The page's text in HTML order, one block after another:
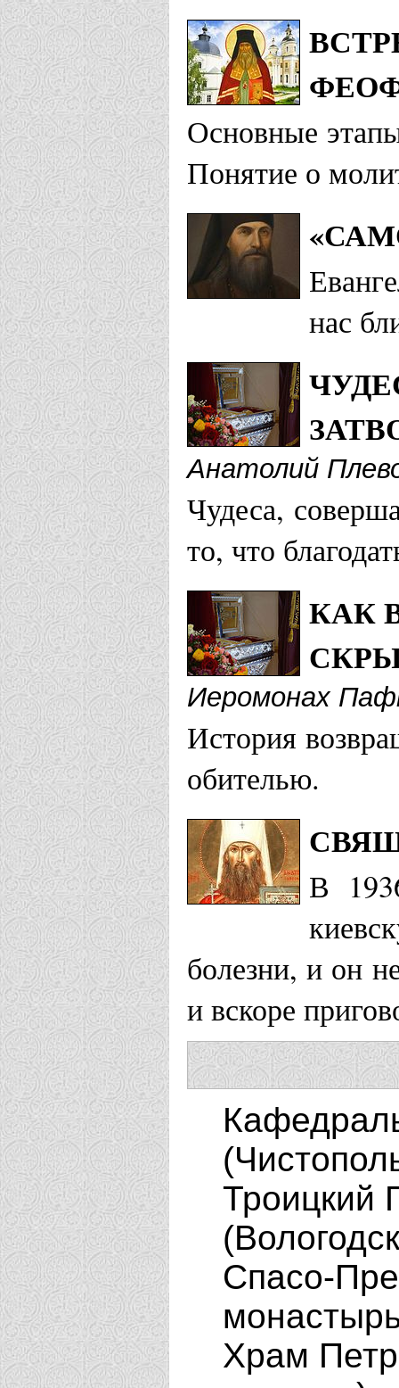
Основные
Понятие о
нас
Анатолий
Чудеса,
то, что
КАК
Иеромонах
История
обителью.
В
болезни, и он
и вскоре
Троицкий
Спасо-
Храм